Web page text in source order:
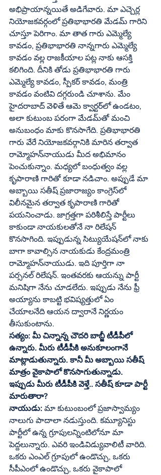
అభిప్రాయాన్నయితే అడిగేవారు. మా ఎచ్చెర్ల
నియోజకవర్గంలో ప్రతిభాభారతి మేడమ్‌ గారిని
చూస్తూ పెరిగాం. మా తాత గారు ఎమ్మెల్యే
కావడం, ప్రతిభాభారతి నాన్నగారు ఎమ్మెల్యే
కావడం వల్ల రాజకీయాల పట్ల నాకు ఆసక్తి
కలిగింది. దీనికి తోడు ప్రతిభాభారతి గారు
ఎమ్మెల్యే కావడం, స్పీకర్‌ కావడం, మంత్రి
కావడం వంటివి దగ్గరుండి చూశాను. మేం
హైదరాబాద్‌ వెళితే ఆమె క్వార్టర్‌లో ఉండటం,
అలా కుటుంబ పరంగా మేడమ్‌తో మంచి
అనుబంధం మాకు కొనసాగేది. ప్రతిభాభారతి
గారు వేరే నియోజకవర్గానికి మారిన తర్వాత
రామ్మోహన్‌నాయుడు మీద అభిమానం
పెంచుకున్నాం. మధ్యలో బంధుత్వం వల్ల
కృపారాణి గారితో కూడా నడిచాం. అప్పుడే మా
అబ్బాయి సతీష్‌ ప్రజారాజ్యం కాంగ్రెస్‌లో
విలీనమైన తర్వాత కృపారాణి గారితో
పయనించాడు. జాగ్రత్తగా పరిశీలిస్తే పార్టీలు
కాకుండా నాయకులతోనే నా రిలేషన్‌
కొనసాగింది. ఇప్పుడున్న సిట్యుయేషన్‌లో నాకు
బాగా కావాల్సిన నాయకుడు కేంద్రమంత్రి
రామ్మోహన్‌నాయుడు. ఇది పూర్తిగా నా
పర్సనల్‌ రిలేషన్‌. ఇంతవరకు ఆయన్ను పార్టీ
మనిషిగా నేను చూడలేదు. ఇప్పుడు నేను ఫ్రీ
అయ్యాను కాబట్టి భవిష్యత్తులో ఏం
చేయాలనేది ఆయన ద్వారానే నిర్ణయం
తీసుకుంటాను.
సత్యం: మీ చిన్నాన్న చౌదరి బాబ్జీ టీడీపీలో
ఉన్నారు. మీరు టీడీపీకి అనుకూలంగానే
మాట్లాడుతున్నారు. కానీ మీ అబ్బాయి సతీష్‌
మాత్రం వైకాపాలో కొనసాగుతున్నాడు.
ఇప్పుడు మీరు టీడీపీకి వెళ్తే.. సతీష్‌ కూడా పార్టీ
మారుతారా?
నాయుడు: మా కుటుంబంలో ప్రజాస్వామ్యం
నాలుగు పాదాలా నడుస్తుంది. కమ్యూనిస్టు
పార్టీలో ఉన్న గ్రూపులన్నింటిలోనూ మా
పెద్దలున్నారు. ఎవరి ఇండివిడ్యువాలిటీ వారిది.
ఒకరు ఎంఎల్‌ గ్రూపులో ఉండొచ్చు, ఒకరు
సీపీఎంలో ఉండొచ్చు, ఒకరు వైకాపాలో